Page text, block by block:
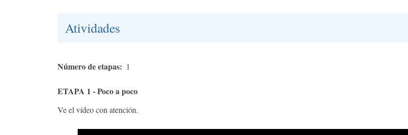
Atividades
Número de etapas 1
ETAPA 1 - Poco a poco
Ve el vídeo con atención.